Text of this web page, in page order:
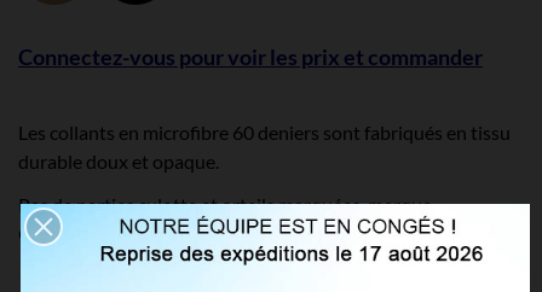
Connectez-vous pour voir les prix et commander
Les collants en microfibre 60 deniers sont fabriqués en tissu
durable doux et opaque.
Pas de parties culotte et orteils marquées, marque
GABRIELLA.